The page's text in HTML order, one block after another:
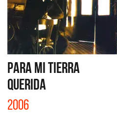
PARA MI TIERRA
QUERIDA
2006